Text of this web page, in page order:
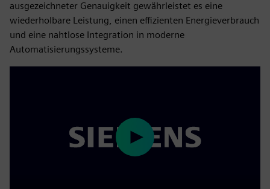
ausgezeichneter Genauigkeit gewährleistet es eine
wiederholbare Leistung, einen effizienten Energieverbrauch
und eine nahtlose Integration in moderne
Automatisierungssysteme.
Play